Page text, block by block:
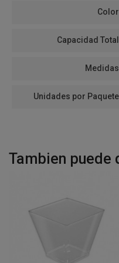
Capacidad
Unidades por
Tambien puede